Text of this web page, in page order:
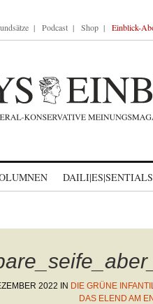
Podcast Shop Einblick-
DAILI|ES|SENTIALS
2022 IN DIE GRÜNE
DAS ELEND AM